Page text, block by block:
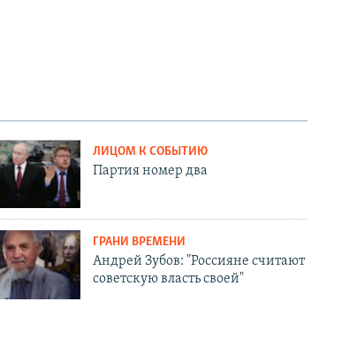
ЛИЦОМ К СОБЫТИЮ
Партия номер два
ГРАНИ ВРЕМЕНИ
Андрей Зубов: "Россияне считают
советскую власть своей"